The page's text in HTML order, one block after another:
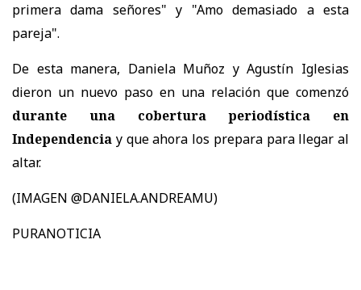
primera dama señores" y "Amo demasiado a esta
pareja".
De esta manera, Daniela Muñoz y Agustín Iglesias
dieron un nuevo paso en una relación que comenzó
durante una cobertura periodística en
Independencia y que ahora los prepara para llegar al
altar.
(IMAGEN @DANIELA.ANDREAMU)
PURANOTICIA